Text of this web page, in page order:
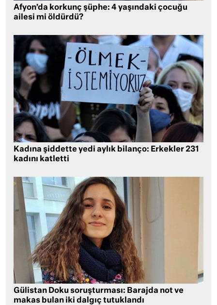
Afyon’da korkunç şüphe: 4 yaşındaki çocuğu
ailesi mi öldürdü?
Kadına şiddette yedi aylık bilanço: Erkekler 231
kadını katletti
Gülistan Doku soruşturması: Barajda not ve
makas bulan iki dalgıç tutuklandı